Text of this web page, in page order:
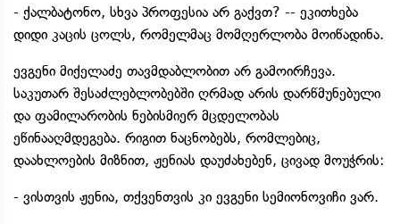
- ქალბატონო, სხვა პროფესია არ გაქვთ? -- ეკითხება
დიდი კაცის ცოლს, რომელმაც მომღერლობა მოიწადინა.
ევგენი მიქელაძე თავმდაბლობით არ გამოირჩევა.
საკუთარ შესაძლებლობებში ღრმად არის დარწმუნებული
და ფამილარობის ნებისმიერ მცდელობას
ეწინააღმდეგება. რიგით ნაცნობებს, რომლებიც,
დაახლოების მიზნით, ჟენიას დაუძახებენ, ცივად მოუჭრის:
- ვისთვის ჟენია, თქვენთვის კი ევგენი სემიონოვიჩი ვარ.